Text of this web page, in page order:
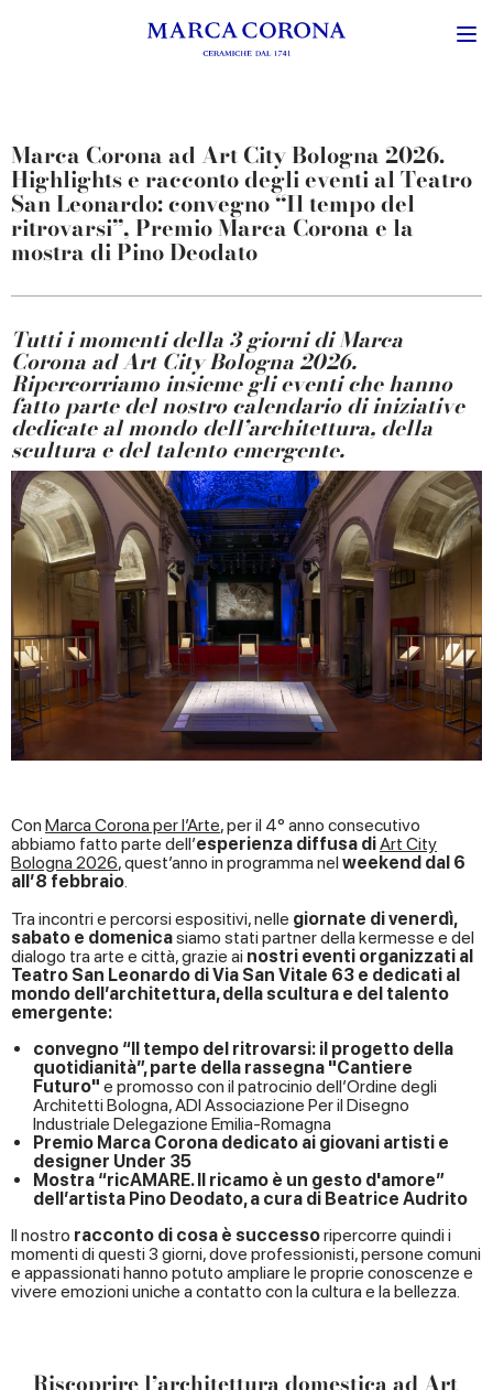
Marca Corona ad Art City Bologna 2026.
Highlights e racconto degli eventi al Teatro
San Leonardo: convegno “Il tempo del
ritrovarsi”, Premio Marca Corona e la
mostra di Pino Deodato
Tutti i momenti della 3 giorni di Marca
Corona ad Art City Bologna 2026.
Ripercorriamo insieme gli eventi che hanno
fatto parte del nostro calendario di iniziative
dedicate al mondo dell’architettura, della
scultura e del talento emergente.
Con Marca Corona per l’Arte, per il 4° anno consecutivo
abbiamo fatto parte dell’esperienza diffusa diArt City
Bologna 2026, quest’anno in programma nelweekend dal 6
all’8 febbraio.
Tra incontri e percorsi espositivi, nelle giornate di venerdì,
sabato e domenicasiamo stati partner della kermesse e del
dialogo tra arte e città, grazie ai nostri eventi organizzati al
Teatro San Leonardo di Via San Vitale 63 e dedicati al
mondo dell’architettura, della scultura e del talento
emergente:
convegno “Il tempo del ritrovarsi: il progetto della
quotidianità”, parte della rassegna "Cantiere
Futuro" e promosso con il patrocinio dell’Ordine degli
Architetti Bologna, ADI Associazione Per il Disegno
Industriale Delegazione Emilia-Romagna
Premio Marca Corona dedicato ai giovani artisti e
designer Under 35
Mostra “ricAMARE. Il ricamo è un gesto d'amore”
dell’artista Pino Deodato, a cura di Beatrice Audrito
Il nostro racconto di cosa è successoripercorre quindi i
momenti di questi 3 giorni, dove professionisti, persone comuni
e appassionati hanno potuto ampliare le proprie conoscenze e
vivere emozioni uniche a contatto con la cultura e la bellezza.